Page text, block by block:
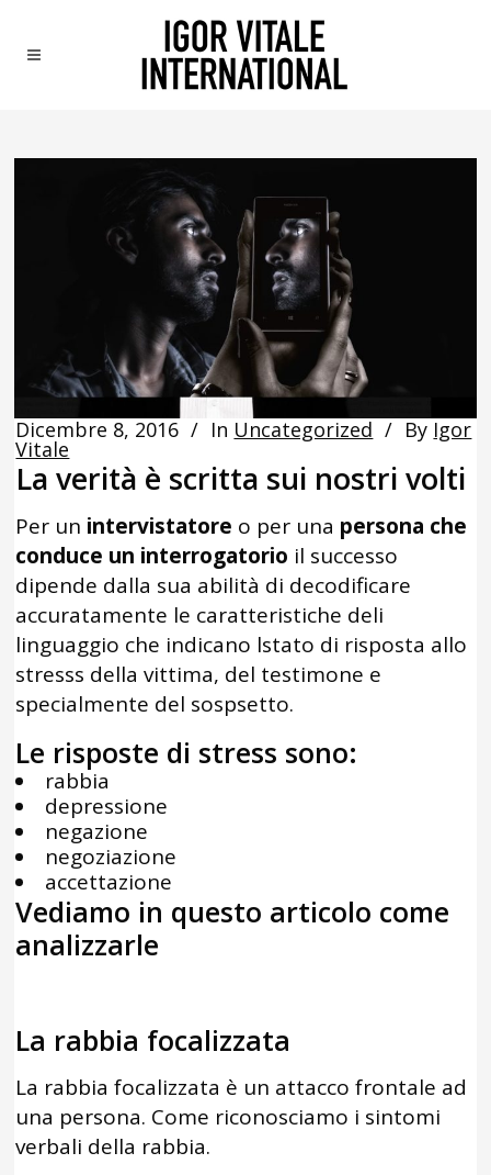
Dicembre 8, 2016 In Uncategorized By Igor
Vitale
La verità è scritta sui nostri volti
Per un intervistatore o per una persona che
conduce un interrogatorio il successo
dipende dalla sua abilità di decodificare
accuratamente le caratteristiche deli
linguaggio che indicano lstato di risposta allo
stresss della vittima, del testimone e
specialmente del sospsetto.
Le risposte di stress sono:
rabbia
depressione
negazione
negoziazione
accettazione
Vediamo in questo articolo come
analizzarle
La rabbia focalizzata
La rabbia focalizzata è un attacco frontale ad
una persona. Come riconosciamo i sintomi
verbali della rabbia.